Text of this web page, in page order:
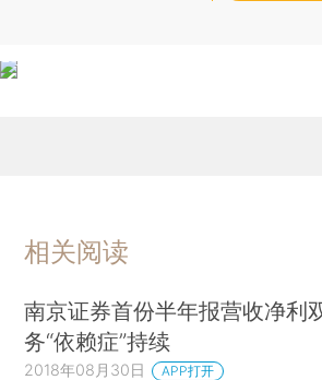
相关阅读
南京证券首份半年报营收净利
务“依赖症”持续
2018年08月30日 APP打开